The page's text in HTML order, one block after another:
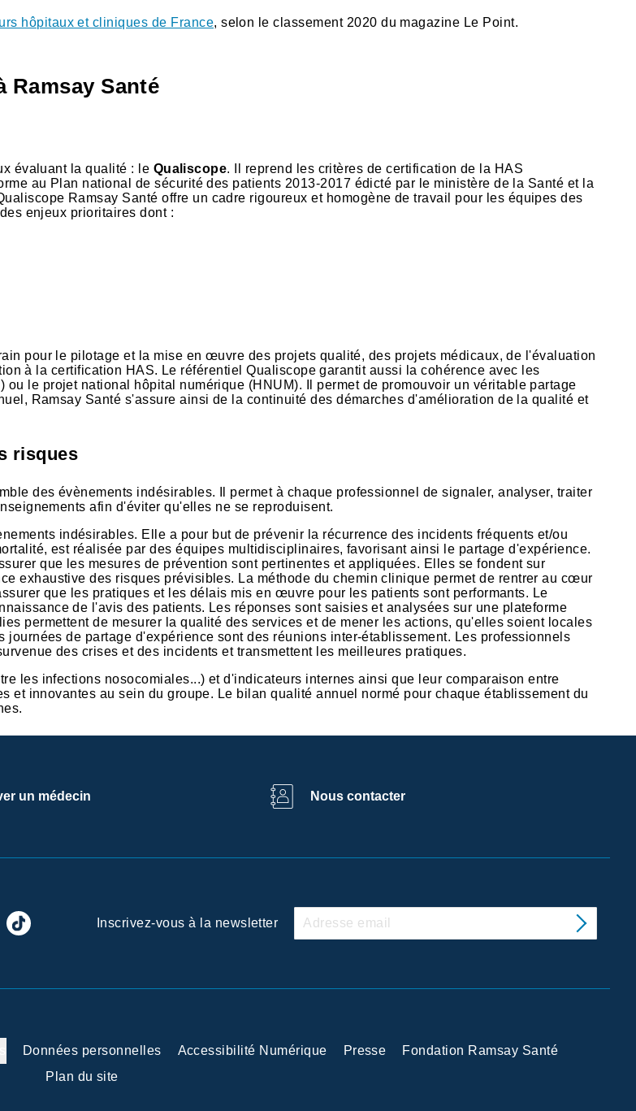
hôpitaux et cliniques de France, selon le classement 2020 du magazine Le Point.
Ramsay Santé
évaluant la qualité : le Qualiscope. Il reprend les critères de certification de la HAS
au Plan national de sécurité des patients 2013-2017 édicté par le ministère de la Santé et la
Ramsay Santé offre un cadre rigoureux et homogène de travail pour les équipes des
enjeux prioritaires dont :
pour le pilotage et la mise en œuvre des projets qualité, des projets médicaux, de l'évaluation
à la certification HAS. Le référentiel Qualiscope garantit aussi la cohérence avec les
le projet national hôpital numérique (HNUM). Il permet de promouvoir un véritable partage
Ramsay Santé s'assure ainsi de la continuité des démarches d'amélioration de la qualité et
risques
des évènements indésirables. Il permet à chaque professionnel de signaler, analyser, traiter
afin d'éviter qu'elles ne se reproduisent.
indésirables. Elle a pour but de prévenir la récurrence des incidents fréquents et/ou
est réalisée par des équipes multidisciplinaires, favorisant ainsi le partage d'expérience.
que les mesures de prévention sont pertinentes et appliquées. Elles se fondent sur
exhaustive des risques prévisibles. La méthode du chemin clinique permet de rentrer au cœur
que les pratiques et les délais mis en œuvre pour les patients sont performants. Le
de l'avis des patients. Les réponses sont saisies et analysées sur une plateforme
permettent de mesurer la qualité des services et de mener les actions, qu'elles soient locales
de partage d'expérience sont des réunions inter-établissement. Les professionnels
des crises et des incidents et transmettent les meilleures pratiques.
les infections nosocomiales...) et d'indicateurs internes ainsi que leur comparaison entre
et innovantes au sein du groupe. Le bilan qualité annuel normé pour chaque établissement du
un médecin Nous contacter
Inscrivez-vous à la newsletter
Données personnelles Accessibilité Numérique Presse
Fondation Ramsay Santé
Plan du site
en garantissant la conformité avec les réglementations. Personnalisez vos préférences